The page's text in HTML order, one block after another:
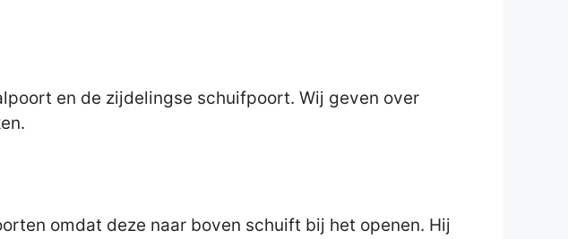
en de zijdelingse schuifpoort. Wij geven over
omdat deze naar boven schuift bij het openen. Hij